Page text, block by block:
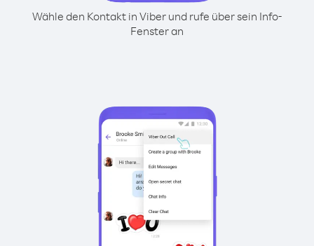
Wähle den Kontakt in Viber und rufe über sein Info-
Fenster an